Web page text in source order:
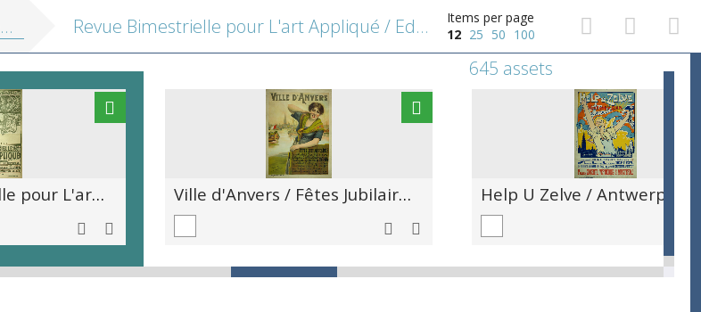
Revue Bimestrielle pour L'art Appliqué / Editeur Imprimeur / H. Kleinmann et Cie. Kenaupark 9, Harlem, Hollande / Prijs 20 gulden par an, 15 estampes la livraison / Litho S. Lankhout en Co.
Items per page
12 25 50 100
645 assets
Revue Bimestrielle pour L'art Appliqué / Editeur Imprimeur / H. Kleinmann et Cie. Kenaupark 9, Harlem, Hollande / Prijs 20 gulden par an, 15 estampes la livraison / Litho S. Lankhout en Co. Ville d'Anvers / Fêtes Jubilaires 1905 / Ouverture de l'exposition de Jordaens